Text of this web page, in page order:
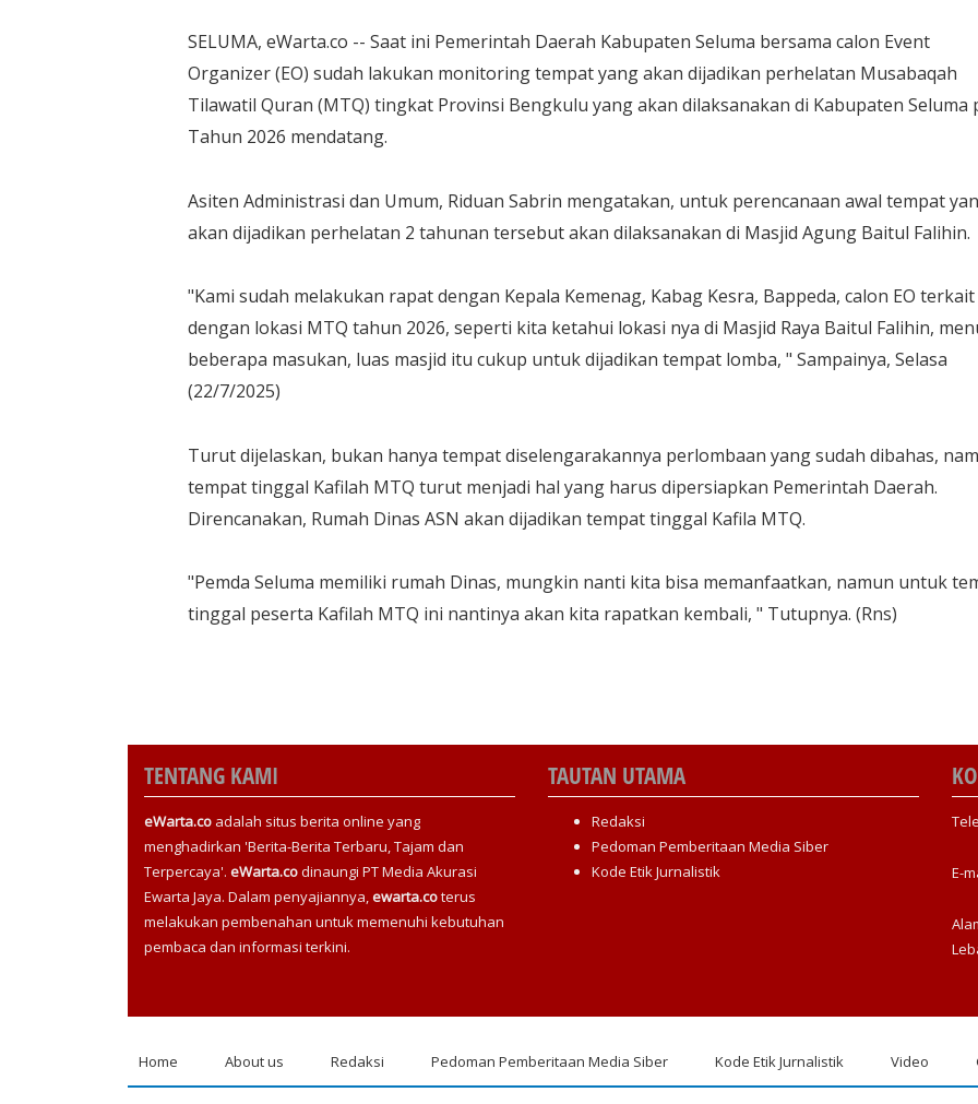
SELUMA, eWarta.co -- Saat ini Pemerintah Daerah Kabupaten Seluma bersama calon Event
Organizer (EO) sudah lakukan monitoring tempat yang akan dijadikan perhelatan Musabaqah
Tilawatil Quran (MTQ) tingkat Provinsi Bengkulu yang akan dilaksanakan di Kabupaten Seluma
Tahun 2026 mendatang.
Asiten Administrasi dan Umum, Riduan Sabrin mengatakan, untuk perencanaan awal tempat
akan dijadikan perhelatan 2 tahunan tersebut akan dilaksanakan di Masjid Agung Baitul Falihin.
"Kami sudah melakukan rapat dengan Kepala Kemenag, Kabag Kesra, Bappeda, calon EO terkait
dengan lokasi MTQ tahun 2026, seperti kita ketahui lokasi nya di Masjid Raya Baitul Falihin,
beberapa masukan, luas masjid itu cukup untuk dijadikan tempat lomba, " Sampainya, Selasa
(22/7/2025)
Turut dijelaskan, bukan hanya tempat diselengarakannya perlombaan yang sudah dibahas,
tempat tinggal Kafilah MTQ turut menjadi hal yang harus dipersiapkan Pemerintah Daerah.
Direncanakan, Rumah Dinas ASN akan dijadikan tempat tinggal Kafila MTQ.
"Pemda Seluma memiliki rumah Dinas, mungkin nanti kita bisa memanfaatkan, namun untuk
tinggal peserta Kafilah MTQ ini nantinya akan kita rapatkan kembali, " Tutupnya. (Rns)
TENTANG KAMI
eWarta.co adalah situs berita online yang
menghadirkan 'Berita-Berita Terbaru, Tajam dan
Terpercaya'. eWarta.codinaungi PT Media Akurasi
Ewarta Jaya. Dalam penyajiannya, ewarta.coterus
melakukan pembenahan untuk memenuhi kebutuhan
pembaca dan informasi terkini.
TAUTAN UTAMA
Redaksi
Pedoman Pemberitaan Media Siber
Kode Etik Jurnalistik
E-
Footer
Home About us Redaksi Pedoman Pemberitaan Media Siber Kode Etik Jurnalistik Video